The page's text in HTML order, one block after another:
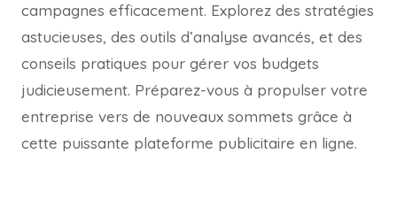
campagnes efficacement. Explorez des stratégies
astucieuses, des outils d’analyse avancés, et des
conseils pratiques pour gérer vos budgets
judicieusement. Préparez-vous à propulser votre
entreprise vers de nouveaux sommets grâce à
cette puissante plateforme publicitaire en ligne.